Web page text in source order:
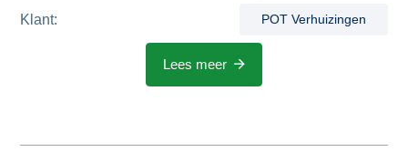
Klant: POT Verhuizingen
Lees meer